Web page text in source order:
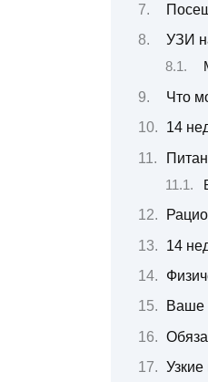
УЗИ
Что
14
14
Ваше